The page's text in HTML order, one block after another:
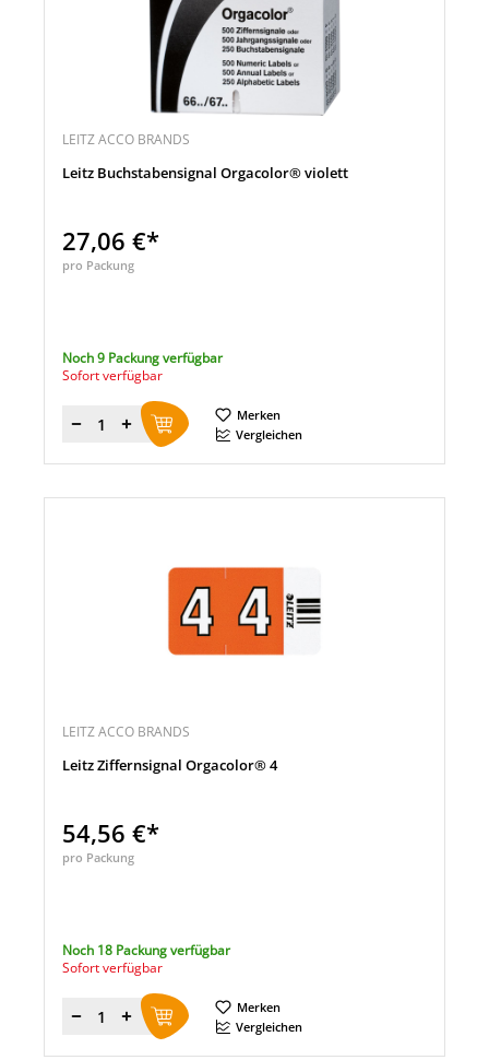
LEITZ ACCO BRANDS
Leitz Buchstabensignal Orgacolor® violett
27,06 €*
pro Packung
Noch 9 Packung verfügbar
Sofort verfügbar
Menge
Merken
Vergleichen
LEITZ ACCO BRANDS
Leitz Ziffernsignal Orgacolor® 4
54,56 €*
pro Packung
Noch 18 Packung verfügbar
Sofort verfügbar
Menge
Merken
Vergleichen